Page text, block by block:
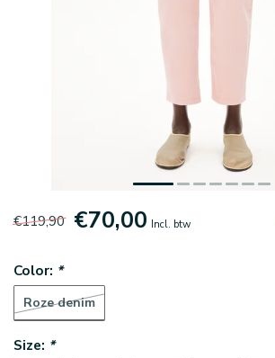
€119,90 €70,00 Incl. btw
Color: *
Roze denim
Size: *